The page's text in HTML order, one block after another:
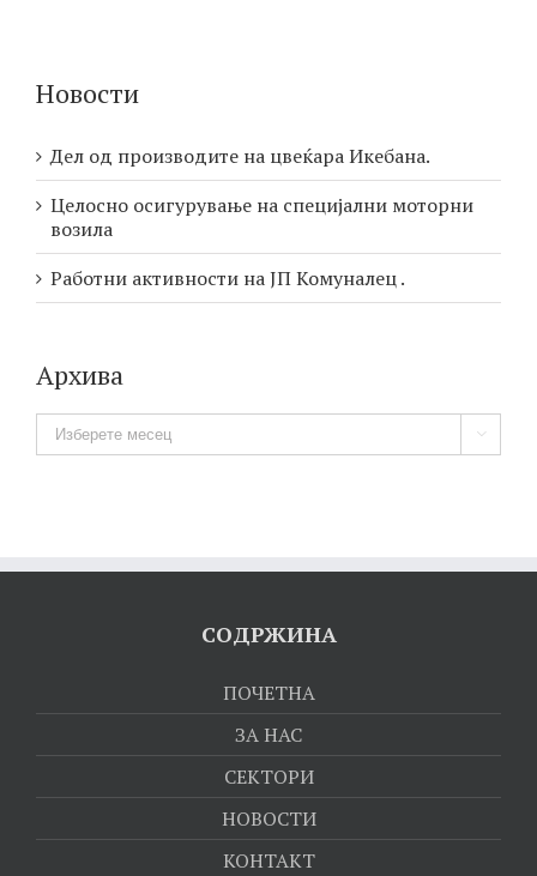
Новости
Дел од производите на цвеќара Икебана.
Целосно осигурување на специјални моторни
возила
Работни активности на ЈП Комуналец .
Архива

СОДРЖИНА
ПОЧЕТНА
ЗА НАС
СЕКТОРИ
НОВОСТИ
КОНТАКТ